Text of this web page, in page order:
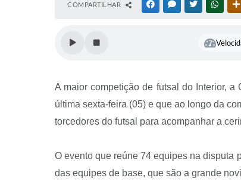
COMPARTILHAR FACEBOOKMESSENGER
TWITTER
A maior competição de futsal do Interior,
última sexta-feira (05) e que ao longo da
torcedores do futsal para acompanhar a
O evento que reúne 74 equipes na disputa
das equipes de base, que são a grande